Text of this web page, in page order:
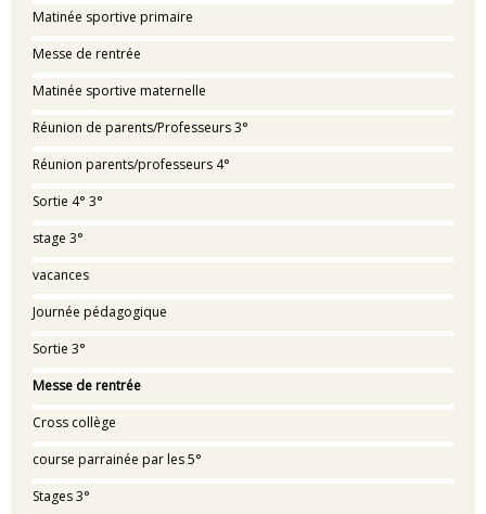
Matinée sportive primaire
Messe de rentrée
Matinée sportive maternelle
Réunion de parents/Professeurs 3°
Réunion parents/professeurs 4°
Sortie 4° 3°
stage 3°
vacances
Journée pédagogique
Sortie 3°
Messe de rentrée
Cross collège
course parrainée par les 5°
Stages 3°